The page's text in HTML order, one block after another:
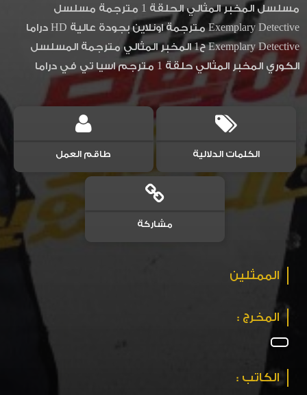
مسلسل المخبر المثالي الحلقة 1 مترجمة مسلسل
Exemplary Detective مترجمة اونلاين بجودة عالية HD دراما
Exemplary Detective ح1 المخبر المثالي مترجمة المسلسل
الكوري المخبر المثالي حلقة 1 مترجم اسيا تي في دراما
الكلمات الدلالية طاقم العمل
مشاركة
الممثلين
المخرج :
الكاتب :